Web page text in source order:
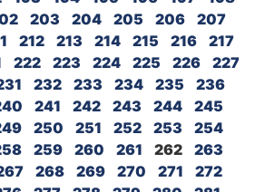
203 204 205 206
207
212 213 214 215 216
217
222 223 224 225 226
227
232 233 234 235
236
241 242 243 244
245
250 251 252 253
254
259 260 261 262
263
268 269 270 271
272